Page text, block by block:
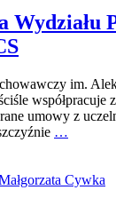
Wydziału
im.
współpracuje
umowy z
…
Cywka